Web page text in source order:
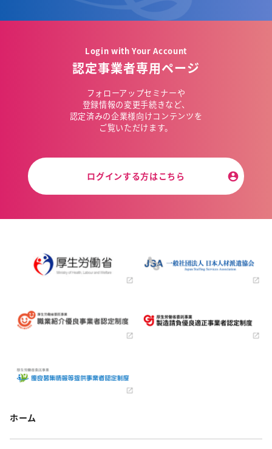
Login with Your Account
認定事業者専用ページ
フォローアップセミナーや
登録情報の変更手続きなど、
認定済みの企業様向けコンテンツを
ご覧いただけます。
ログインする方はこちら
ホーム